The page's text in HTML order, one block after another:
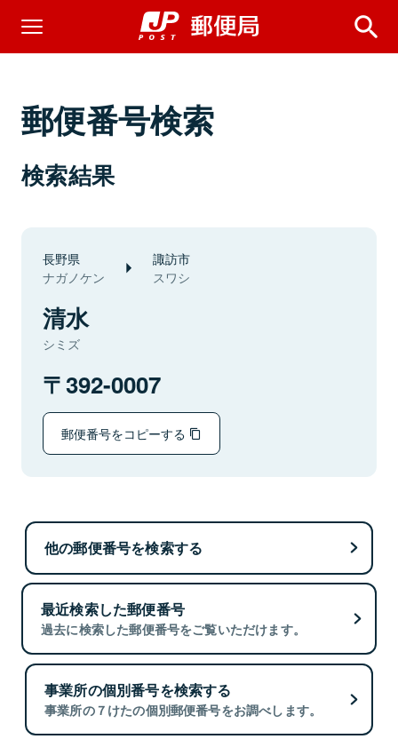
郵便番号検索
検索結果
長野県
ナガノケン
諏訪市
スワシ
清水
シミズ
392-0007
郵便番号をコピーする
他の郵便番号を検索する
最近検索した郵便番号
過去に検索した郵便番号をご覧いただけます。
事業所の個別番号を検索する
事業所の７けたの個別郵便番号をお調べします。